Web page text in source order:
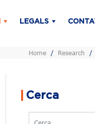
LEGALS
Home / Research /
Cerca
Cerca